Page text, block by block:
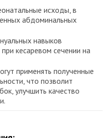
исходы, в
абдоминальных
навыков
кесаревом сечении на
применять полученные
что позволит
улучшить качество